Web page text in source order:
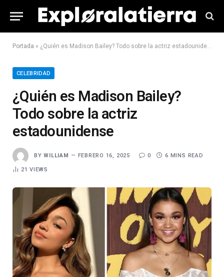
Portada » ¿Quién es Madison Bailey? Todo sobre la actriz estadounidense
CELEBRIDAD
¿Quién es Madison Bailey?
Todo sobre la actriz
estadounidense
BY WILLIAM FEBRERO 16, 2025 0 6 MINS READ
21VIEWS